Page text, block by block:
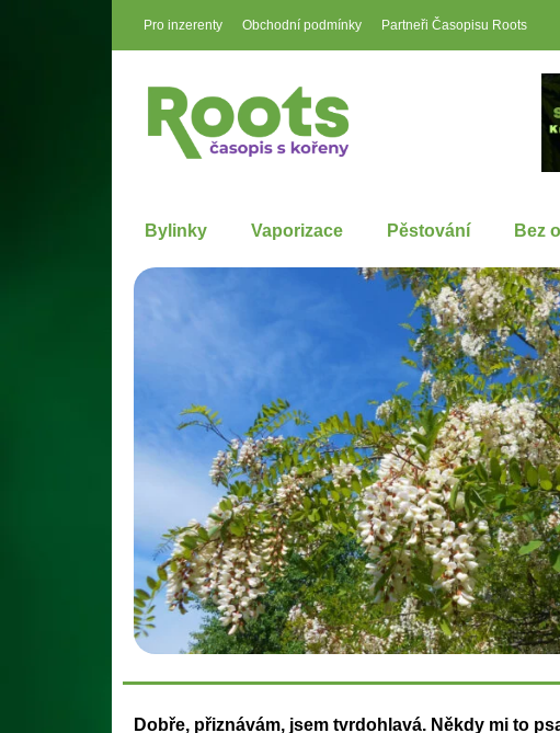
Pro inzerenty Obchodní podmínky Partneři Časopisu Roots
Bylinky Vaporizace Pěstování Bez
Dobře, přiznávám, jsem tvrdohlavá. Někdy mi to